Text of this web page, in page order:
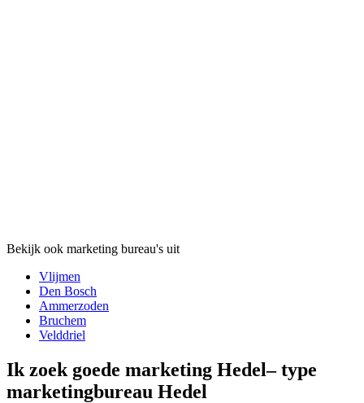
Bekijk ook marketing bureau's uit
Vlijmen
Den Bosch
Ammerzoden
Bruchem
Velddriel
Ik zoek goede marketing Hedel– type
marketingbureau Hedel